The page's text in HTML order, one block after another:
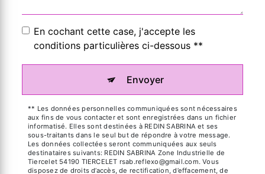
En cochant cette case, j'accepte les
conditions particulières ci-dessous **
Envoyer
** Les données personnelles communiquées sont nécessaires
aux fins de vous contacter et sont enregistrées dans un fichier
informatisé. Elles sont destinées à REDIN SABRINA et ses
sous-traitants dans le seul but de répondre à votre message.
Les données collectées seront communiquées aux seuls
destinataires suivants: REDIN SABRINA Zone Industrielle de
Tiercelet 54190 TIERCELET rsab.reflexo@gmail.com. Vous
disposez de droits d’accès, de rectification, d’effacement, de